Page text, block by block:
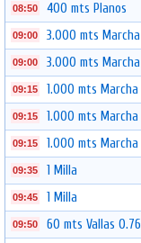
08:50 400 mts Planos
09:00 3.000 mts Marcha
09:00 3.000 mts Marcha
09:15 1.000 mts Marcha
09:15 1.000 mts Marcha
09:15 1.000 mts Marcha
09:35 1 Milla
09:45 1 Milla
09:50 60 mts Vallas 0.76